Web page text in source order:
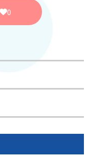
0